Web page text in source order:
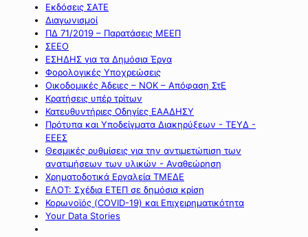
Εκδόσεις ΣΑΤΕ
Διαγωνισμοί
ΠΔ 71/2019 – Παρατάσεις ΜΕΕΠ
ΣΕΕΟ
ΕΣΗΔΗΣ για τα Δημόσια Έργα
Φορολογικές Υποχρεώσεις
Οικοδομικές Άδειες – ΝΟΚ – Απόφαση ΣτΕ
Κρατήσεις υπέρ τρίτων
Κατευθυντήριες Οδηγίες ΕΑΑΔΗΣΥ
Πρότυπα και Υποδείγματα Διακηρύξεων - ΤΕΥΔ -
ΕΕΕΣ
Θεσμικές ρυθμίσεις για την αντιμετώπιση των
ανατιμήσεων των υλικών - Αναθεώρηση
Χρηματοδοτικά Εργαλεία ΤΜΕΔΕ
ΕΛΟΤ: Σχέδια ΕΤΕΠ σε δημόσια κρίση
Κορωνοϊός (COVID-19) και Επιχειρηματικότητα
Your Data Stories